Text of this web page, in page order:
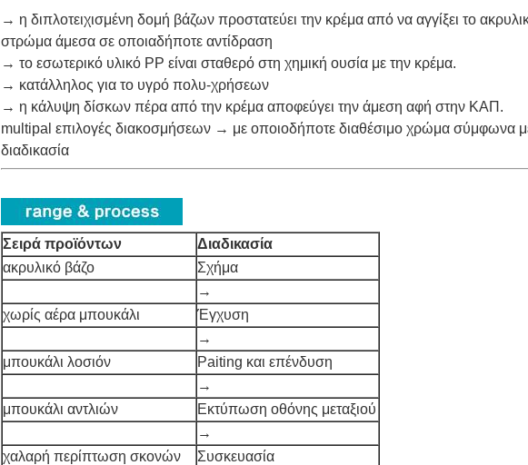
→ η διπλοτειχισμένη δομή βάζων προστατεύει την κρέμα από να αγγίξει το
στρώμα άμεσα σε οποιαδήποτε αντίδραση
→ το εσωτερικό υλικό PP είναι σταθερό στη χημική ουσία με την κρέμα.
→ κατάλληλος για το υγρό πολυ-χρήσεων
→ η κάλυψη δίσκων πέρα από την κρέμα αποφεύγει την άμεση αφή στην ΚΑΠ.
multipal επιλογές διακοσμήσεων → με οποιοδήποτε διαθέσιμο χρώμα σύμφωνα
διαδικασία
Σειρά προϊόντων
Διαδικασία
ακρυλικό βάζο
Σχήμα
→
χωρίς αέρα μπουκάλι
Έγχυση
→
μπουκάλι λοσιόν
Paiting και επένδυση
→
μπουκάλι αντλιών
Εκτύπωση οθόνης μεταξιού
→
χαλαρή περίπτωση σκονών
Συσκευασία